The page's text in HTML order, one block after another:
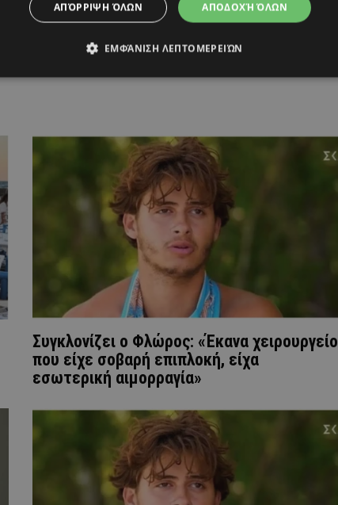
Συγκλονίζει ο Φλώρος: «Έκανα χειρουργείο
που είχε σοβαρή επιπλοκή, είχα
εσωτερική αιμορραγία»
ΑΠΟΔΟΧΉ ΌΛΩΝ
ΑΠΌΡΡΙΨΗ ΌΛΩΝ
ΕΜΦΆΝΙΣΗ ΛΕΠΤΟΜΕΡΕΙΏΝ